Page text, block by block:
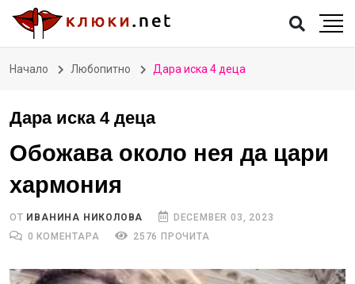
Начало Любопитно Дара иска 4 деца
Дара иска 4 деца
Обожава около нея да цари
хармония
ОТ ИВАНИНА НИКОЛОВА
DECEMBER 03, 2023
0 КОМЕНТАРА
2576 ПРОЧИТА